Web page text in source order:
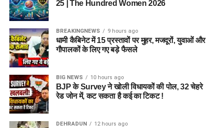
25 | The Hundred Women 2026
BREAKINGNEWS 9 hours ago
धामी कैबिनेट में 15 प्रस्तावों पर मुहर, मजदूरों, युवाओं और
गौपालकों के लिए गए बड़े फैसले
BIG NEWS 10 hours ago
BJP के Survey ने खोली विधायकों की पोल, 32 चेहरे
रेड जोन में, कट सकता है कई का टिकट !
DEHRADUN 12 hours ago